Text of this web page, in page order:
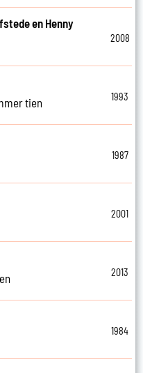
en Henny
2008
tien
1993
1987
2001
2013
1984